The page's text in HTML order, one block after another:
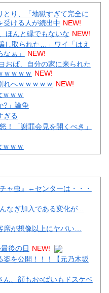
とり、「地獄すぎて完全に
ける人が続出中 NEW!
ほんと碌でもないな NEW!
し取られた…」ワイ「はえ
ぁ」
NEW!
おば、自分の家に来られた
ｗｗｗｗ NEW!
れへｗｗｗｗｗ NEW!
ｗｗｗ
?」論争
ぎる
！「謝罪会見を開くべき」
ｗｗｗ
ャ虫』←センターは・・・
なぎ加入である変化が...
席が想像以上にヤバい…
後の日 NEW!
姿を公開！！！【元乃木坂
ん、顔もお○ぱいもドスケベ